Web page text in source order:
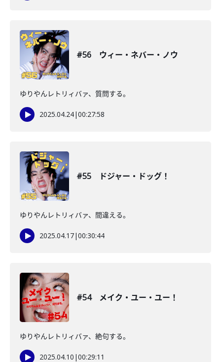
#56 ウィー・ネバー・ノウ
ゆりやんレトリィバァ、質問する。
2025.04.24|00:27:58
#55 ドジャー・ドッグ！
ゆりやんレトリィバァ、間違える。
2025.04.17|00:30:44
#54 メイク・ユー・ユー！
ゆりやんレトリィバァ、絶句する。
2025.04.10 |00:29:11